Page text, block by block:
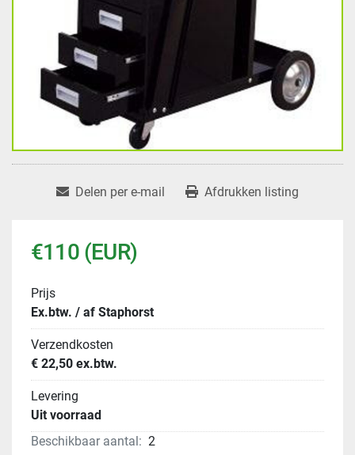
Delen per e-mail Afdrukken listing
€110 (EUR)
Prijs
Ex.btw. / af Staphorst
Verzendkosten
€ 22,50 ex.btw.
Levering
Uit voorraad
Beschikbaar aantal: 2